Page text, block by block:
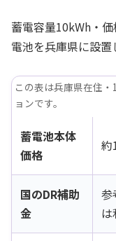
蓄電容量10kWh・
電池を兵庫県に設置
この表は兵庫県在住
ョンです。
蓄電池本体
価格
約
国のDR補助
金
参
は